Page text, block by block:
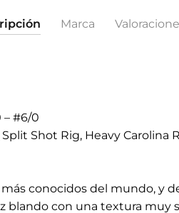
d
i
d
e
Marca
– #6/0
Shot Rig, Heavy Carolina
conocidos del mundo, y
blando con una textura muy